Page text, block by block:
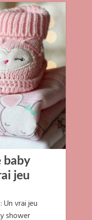
baby
jeu
vrai jeu
shower